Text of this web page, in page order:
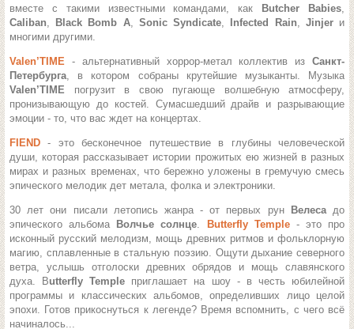
вместе с такими известными командами, как Butcher Babies,
Caliban, Black Bomb A, Sonic Syndicate, Infected Rain, Jinjer и
многими другими.
Valen’TIME - альтернативный хоррор-метал коллектив из Санкт-
Петербурга, в котором собраны крутейшие музыканты. Музыка
Valen’TIME погрузит в свою пугающе волшебную атмосферу,
пронизывающую до костей. Сумасшедший драйв и разрывающие
эмоции - то, что вас ждет на концертах.
FIEND - это бесконечное путешествие в глубины человеческой
души, которая рассказывает истории прожитых ею жизней в разных
мирах и разных временах, что бережно уложены в гремучую смесь
эпического мелодик дет метала, фолка и электроники.
30 лет они писали летопись жанра - от первых рун Велесадо
эпического альбома
Волчье солнце. Butterfly Temple- это про
исконный русский мелодизм, мощь древних ритмов и фольклорную
магию, сплавленные в стальную поэзию. Ощути дыхание северного
ветра, услышь отголоски древних обрядов и мощь славянского
духа. Butterfly Temple приглашает на шоу - в честь юбилейной
программы и классических альбомов, определивших лицо целой
эпохи. Готов прикоснуться к легенде? Время вспомнить, с чего всё
начиналось...